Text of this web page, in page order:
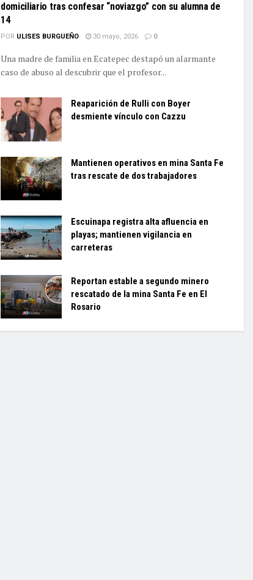
domiciliario tras confesar “noviazgo” con su alumna de
14
POR ULISES BURGUEÑO 30 mayo, 2026 0
Una madre de familia en Ecatepec destapó un alarmante
caso de abuso al descubrir que el profesor...
Reaparición de Rulli con Boyer
desmiente vínculo con Cazzu
Mantienen operativos en mina Santa Fe
tras rescate de dos trabajadores
Escuinapa registra alta afluencia en
playas; mantienen vigilancia en
carreteras
Reportan estable a segundo minero
rescatado de la mina Santa Fe en El
Rosario